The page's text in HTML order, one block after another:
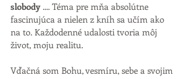
slobody .... Téma pre mňa absolútne
fascinujúca a nielen z kníh sa učím ako
na to. Každodenné udalosti tvoria môj
život, moju realitu.
Vďačná som Bohu, vesmíru, sebe a svojim